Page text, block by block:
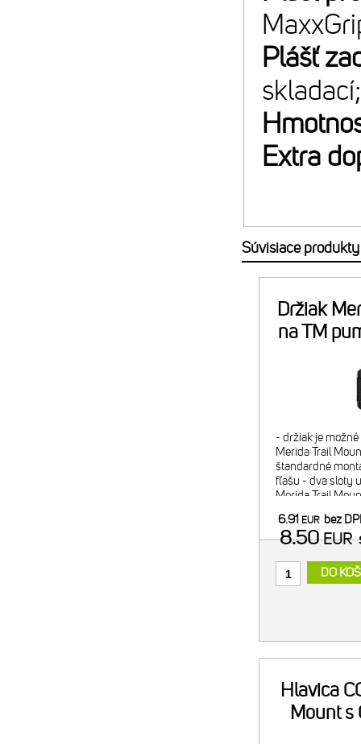
Plášť
Extra
Súvisiace produkty
Držiak
na TM
- držiak je
Merida Trail
štandardné
fľašu - dva sloty
Merida Trail
minipumpy) -
6.91 EUR bez
8.50EUR
DO
Hlavica
Mount s